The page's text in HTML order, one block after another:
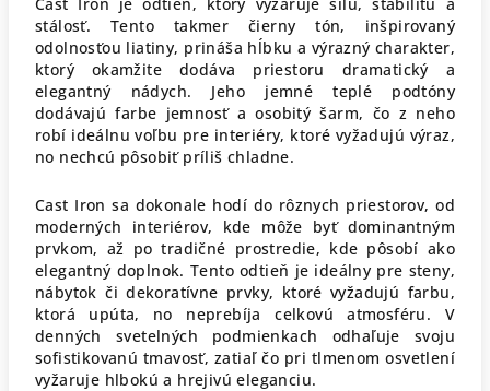
stálosť. Tento takmer čierny tón, inšpirovaný
odolnosťou liatiny, prináša hĺbku a výrazný charakter,
ktorý okamžite dodáva priestoru dramatický a
elegantný nádych. Jeho jemné teplé podtóny
dodávajú farbe jemnosť a osobitý šarm, čo z neho
robí ideálnu voľbu pre interiéry, ktoré vyžadujú výraz,
no nechcú pôsobiť príliš chladne.
Cast Iron sa dokonale hodí do rôznych priestorov, od
moderných interiérov, kde môže byť dominantným
prvkom, až po tradičné prostredie, kde pôsobí ako
elegantný doplnok. Tento odtieň je ideálny pre steny,
nábytok či dekoratívne prvky, ktoré vyžadujú farbu,
ktorá upúta, no neprebíja celkovú atmosféru. V
denných svetelných podmienkach odhaľuje svoju
sofistikovanú tmavosť, zatiaľ čo pri tlmenom osvetlení
vyžaruje hlbokú a hrejivú eleganciu.